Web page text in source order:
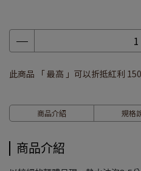
此商品 「 最高 」可以折抵紅利 150
商品介紹 規格
商品介紹